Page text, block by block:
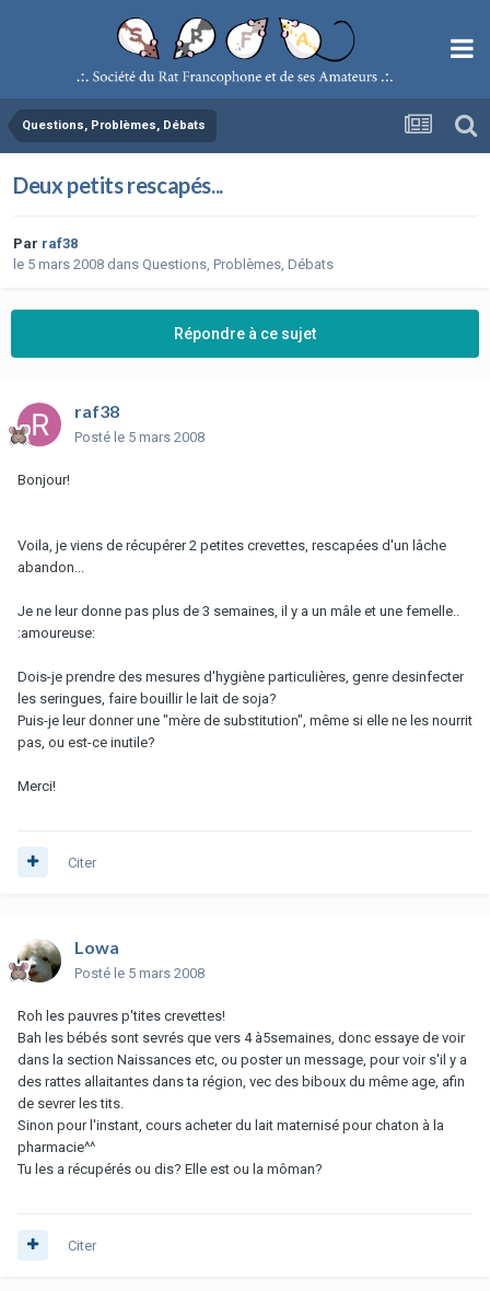
Questions, Problèmes, Débats
Deux petits rescapés...
Par raf38
le 5 mars 2008 dans Questions, Problèmes, Débats
Répondre à ce sujet
raf38
Posté le 5 mars 2008
Bonjour!
Voila, je viens de récupérer 2 petites crevettes, rescapées d'un lâche
abandon...
Je ne leur donne pas plus de 3 semaines, il y a un mâle et une femelle..
:amoureuse:
Dois-je prendre des mesures d'hygiène particulières, genre desinfecter
les seringues, faire bouillir le lait de soja?
Puis-je leur donner une "mère de substitution", même si elle ne les nourrit
pas, ou est-ce inutile?
Merci!
Citer
Lowa
Posté le 5 mars 2008
Roh les pauvres p'tites crevettes!
Bah les bébés sont sevrés que vers 4 à5semaines, donc essaye de voir
dans la section Naissances etc, ou poster un message, pour voir s'il y a
des rattes allaitantes dans ta région, vec des biboux du même age, afin
de sevrer les tits.
Sinon pour l'instant, cours acheter du lait maternisé pour chaton à la
pharmacie^^
Tu les a récupérés ou dis? Elle est ou la môman?
Citer